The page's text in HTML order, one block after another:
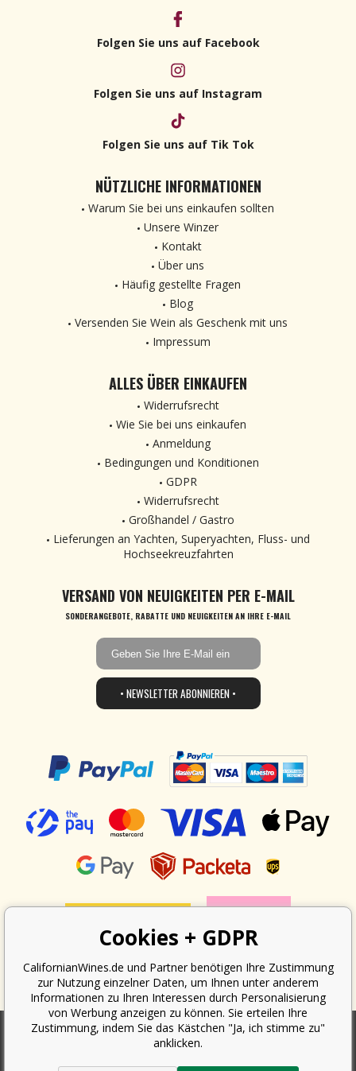
Folgen Sie uns auf Facebook
Folgen Sie uns auf Instagram
Folgen Sie uns auf Tik Tok
NÜTZLICHE INFORMATIONEN
Warum Sie bei uns einkaufen sollten
Unsere Winzer
Kontakt
Über uns
Häufig gestellte Fragen
Blog
Versenden Sie Wein als Geschenk mit uns
Impressum
ALLES ÜBER EINKAUFEN
Widerrufsrecht
Wie Sie bei uns einkaufen
Anmeldung
Bedingungen und Konditionen
GDPR
Widerrufsrecht
Großhandel / Gastro
Lieferungen an Yachten, Superyachten, Fluss- und
Hochseekreuzfahrten
VERSAND VON NEUIGKEITEN PER E-MAIL
SONDERANGEBOTE, RABATTE UND NEUIGKEITEN AN IHRE E-MAIL
• NEWSLETTER ABONNIEREN •
verpflichtet, dem Käufer eine Quittung auszustellen. Gleichzeitig ist er
Cookies + GDPR
CalifornianWines.de und Partner benötigen Ihre Zustimmung
zur Nutzung einzelner Daten, um Ihnen unter anderem
Informationen zu Ihren Interessen durch Personalisierung
von Werbung anzeigen zu können. Sie erteilen Ihre
Zustimmung, indem Sie das Kästchen "Ja, ich stimme zu"
anklicken.